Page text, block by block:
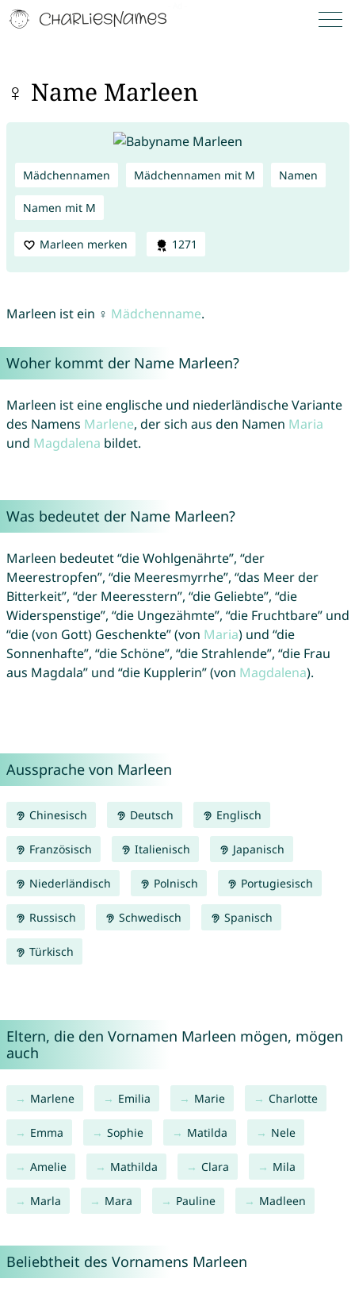
♀ Name Marleen
Mädchennamen Mädchennamen mit M Namen
Namen mit M
Marleen merken 1271
Marleen ist ein ♀ Mädchenname.
Woher kommt der Name Marleen?
Marleen ist eine englische und niederländische Variante
des Namens Marlene, der sich aus den Namen Maria
und Magdalena bildet.
Was bedeutet der Name Marleen?
Marleen bedeutet “die Wohlgenährte”, “der
Meerestropfen”, “die Meeresmyrrhe”, “das Meer der
Bitterkeit”, “der Meeresstern”, “die Geliebte”, “die
Widerspenstige”, “die Ungezähmte”, “die Fruchtbare” und
“die (von Gott) Geschenkte” (von Maria) und “die
Sonnenhafte”, “die Schöne”, “die Strahlende”, “die Frau
aus Magdala” und “die Kupplerin” (von Magdalena).
Aussprache von Marleen
Chinesisch Deutsch Englisch
Französisch Italienisch Japanisch
Niederländisch Polnisch Portugiesisch
Russisch Schwedisch Spanisch
Türkisch
Eltern, die den Vornamen Marleen mögen, mögen
auch
Marlene Emilia Marie Charlotte
Emma Sophie Matilda Nele
Amelie Mathilda Clara Mila
Marla Mara Pauline Madleen
Beliebtheit des Vornamens Marleen